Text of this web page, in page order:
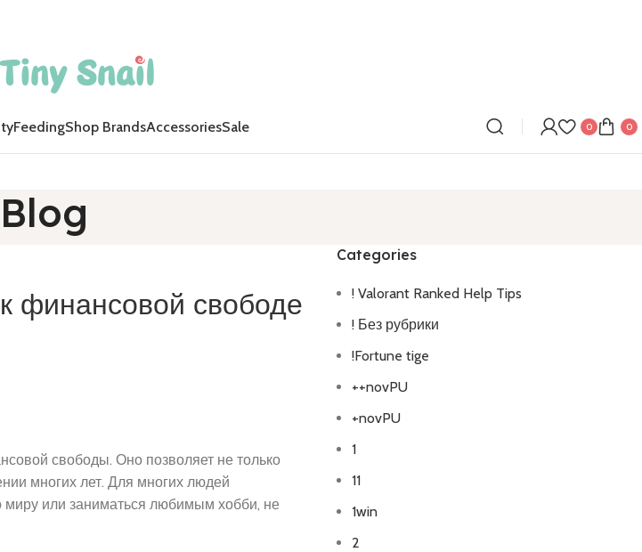
FeedingShop BrandsAccessoriesSale 0 0
Blog
финансовой свободе
свободы. Оно позволяет не только
многих лет. Для многих людей
миру или заниматься любимым хобби, не
Categories
! Valorant Ranked Help Tips
! Без рубрики
!Fortune tige
++novPU
+novPU
1
11
1win
2